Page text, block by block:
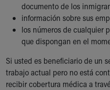
documento de los
información sobre sus
los números de cualquier
que dispongan en el
Si usted es beneficiario de un
trabajo actual pero no está
recibir cobertura médica a